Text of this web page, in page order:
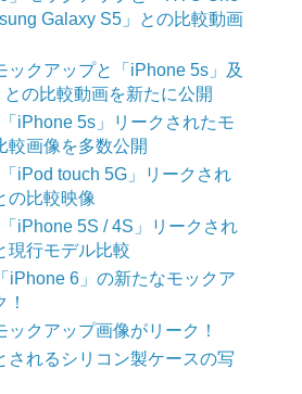
Galaxy S5」との比較動画
ックアップと「iPhone 5s」及
の比較動画を新たに公開
iPhone 5s」リークされたモ
較画像を多数公開
iPod touch 5G」リークされ
の比較映像
iPhone 5S / 4S」リークされ
現行モデル比較
iPhone 6」の新たなモックア
ックアップ画像がリーク！
されるシリコン製ケースの写